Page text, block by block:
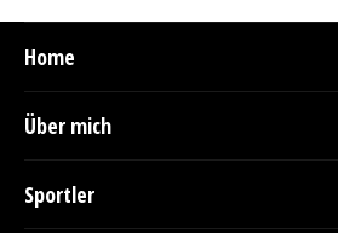
Home
Über mich
Sportler